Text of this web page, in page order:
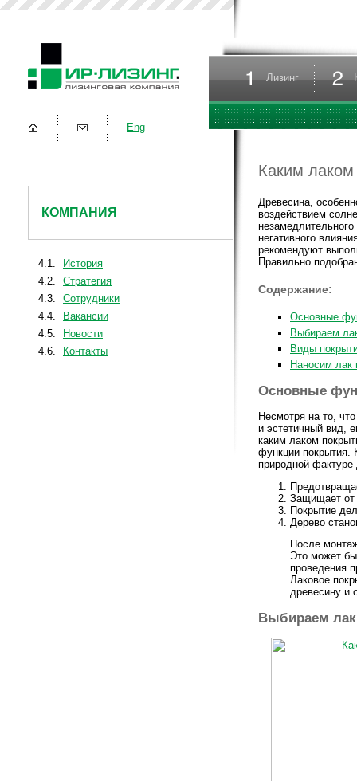
Eng
КОМПАНИЯ
4.1.
История
4.2.
Стратегия
4.3.
Сотрудники
4.4.
Вакансии
4.5.
Новости
4.6.
Контакты
Лизинг
Каким лаком
Древесина,
воздействием
негативного
рекомендуют
Правильно
Содержание:
Основные
Выбираем
Виды
Наносим лак
Основные
Несмотря на то,
и эстетичный вид,
каким лаком
функции покрытия.
природной фактуре
Защищает от
Покрытие
Дерево
После
Это может
проведения
Лаковое
древесину и
Выбираем лак